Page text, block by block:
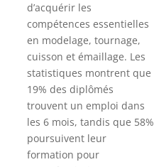
d’acquérir les
compétences essentielles
en modelage, tournage,
cuisson et émaillage. Les
statistiques montrent que
19% des diplômés
trouvent un emploi dans
les 6 mois, tandis que 58%
poursuivent leur
formation pour